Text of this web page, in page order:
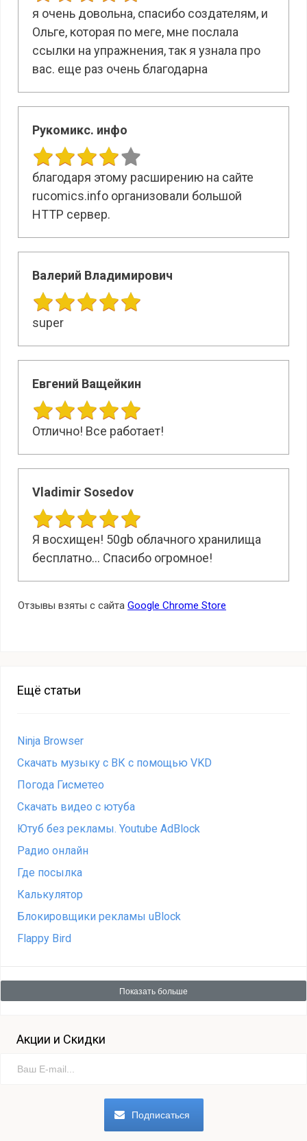
я очень довольна, спасибо создателям, и
Ольге, которая по меге, мне послала
ссылки на упражнения, так я узнала про
вас. еще раз очень благодарна
Рукомикс. инфо
благодаря этому расширению на сайте
rucomics.info организовали большой
HTTP сервер.
Валерий Владимирович
super
Евгений Ващейкин
Отлично! Все работает!
Vladimir Sosedov
Я восхищен! 50gb облачного хранилища
бесплатно... Спасибо огромное!
Отзывы взяты с сайта Google Chrome Store
Ещё статьи
Ninja Browser
Скачать музыку с ВК c помощью VKD
Погода Гисметео
Cкачать видео с ютуба
Ютуб без рекламы. Youtube AdBlock
Радио онлайн
Где посылка
Калькулятор
Блокировщики рекламы uBlock
Flappy Bird
Показать больше
Акции и Скидки